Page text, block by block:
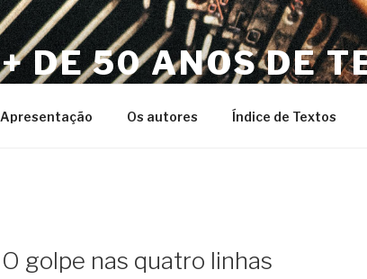
+ DE 50 ANOS DE
Apresentação Os autores Índice de Textos
O golpe nas quatro linhas